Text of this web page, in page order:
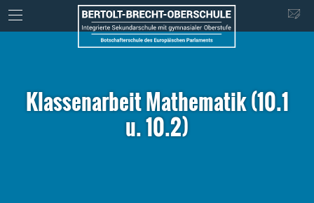
Klassenarbeit Mathematik (10.1
u. 10.2)